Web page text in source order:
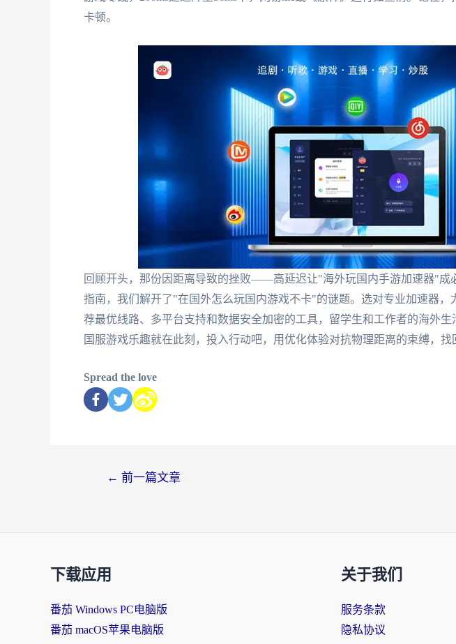
卡顿。
回顾开头，那份因距离导致的挫败——高延迟让"海外玩国内手游加速器"成
指南，我们解开了"在国外怎么玩国内游戏不卡"的谜题。选对专业加速器，
荐最优线路、多平台支持和数据安全加密的工具，留学生和工作者的海外
国服游戏乐趣就在此刻，投入行动吧，用优化体验对抗物理距离的束缚，找
Spread the love
← 前一篇文章
下载应用
番茄 Windows PC电脑版
番茄 macOS苹果电脑版
关于我们
服务条款
隐私协议